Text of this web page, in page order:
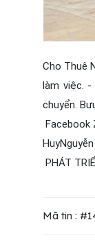
Cho Thuê
làm việc.
chuyển.
Facebook
PHÁT
Mã tin :